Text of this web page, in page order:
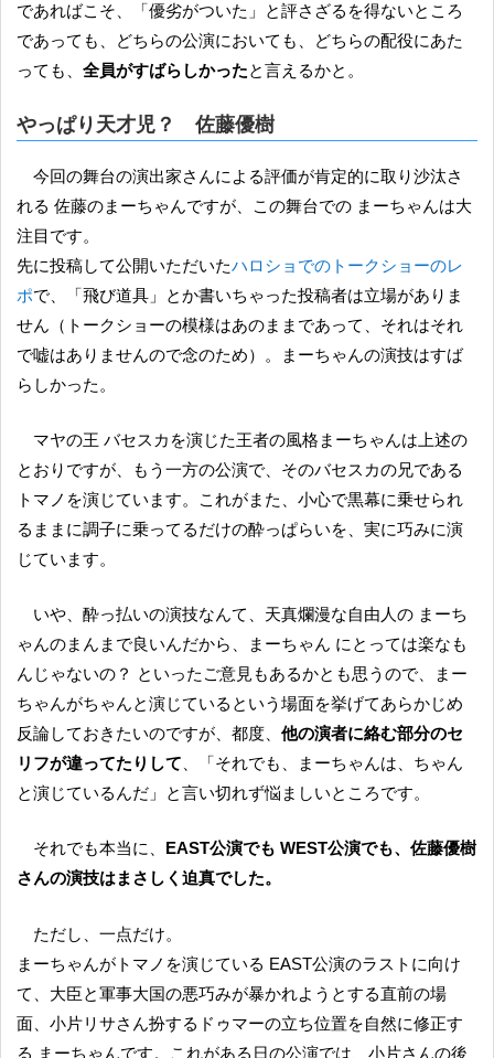
であればこそ、「優劣がついた」と評さざるを得ないところ
であっても、どちらの公演においても、どちらの配役にあた
っても、 全員がすばらしかったと言えるかと。
やっぱり天才児？ 佐藤優樹
今回の舞台の演出家さんによる評価が肯定的に取り沙汰さ
れる 佐藤のまーちゃんですが、この舞台での まーちゃんは大
注目です。
先に投稿して公開いただいたハロショでのトークショーのレ
ポで、「飛び道具」とか書いちゃった投稿者は立場がありま
せん（トークショーの模様はあのままであって、それはそれ
で嘘はありませんので念のため）。まーちゃんの演技はすば
らしかった。
マヤの王 バセスカを演じた王者の風格まーちゃんは上述の
とおりですが、もう一方の公演で、そのバセスカの兄である
トマノを演じています。これがまた、小心で黒幕に乗せられ
るままに調子に乗ってるだけの酔っぱらいを、実に巧みに演
じています。
いや、酔っ払いの演技なんて、天真爛漫な自由人の まーち
ゃんのまんまで良いんだから、まーちゃん にとっては楽なも
んじゃないの？ といったご意見もあるかとも思うので、まー
ちゃんがちゃんと演じているという場面を挙げてあらかじめ
反論しておきたいのですが、都度、 他の演者に絡む部分のセ
リフが違ってたりして 、「それでも、まーちゃんは、ちゃん
と演じているんだ」と言い切れず悩ましいところです。
それでも本当に、 EAST公演でも WEST公演でも、佐藤優樹
さんの演技はまさしく迫真でした。
ただし、一点だけ。
まーちゃんがトマノを演じている EAST公演のラストに向け
て、大臣と軍事大国の悪巧みが暴かれようとする直前の場
面、小片リサさん扮するドゥマーの立ち位置を自然に修正す
る まーちゃんです。これがある日の公演では、小片さんの後